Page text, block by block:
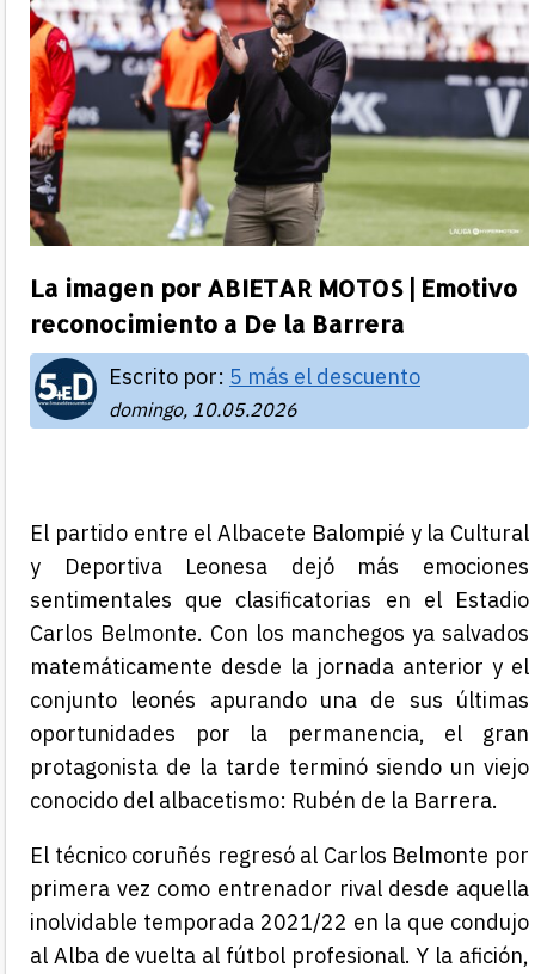
La imagen por ABIETAR MOTOS | Emotivo
reconocimiento a De la Barrera
Escrito por: 5 más el descuento
domingo, 10.05.2026
El partido entre el Albacete Balompié y la Cultural
y Deportiva Leonesa dejó más emociones
sentimentales que clasificatorias en el Estadio
Carlos Belmonte. Con los manchegos ya salvados
matemáticamente desde la jornada anterior y el
conjunto leonés apurando una de sus últimas
oportunidades por la permanencia, el gran
protagonista de la tarde terminó siendo un viejo
conocido del albacetismo: Rubén de la Barrera.
El técnico coruñés regresó al Carlos Belmonte por
primera vez como entrenador rival desde aquella
inolvidable temporada 2021/22 en la que condujo
al Alba de vuelta al fútbol profesional. Y la afición,